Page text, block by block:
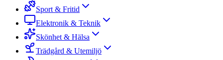
Sport & Fritid
Elektronik & Teknik
Skönhet & Hälsa
Trädgård & Utemiljö